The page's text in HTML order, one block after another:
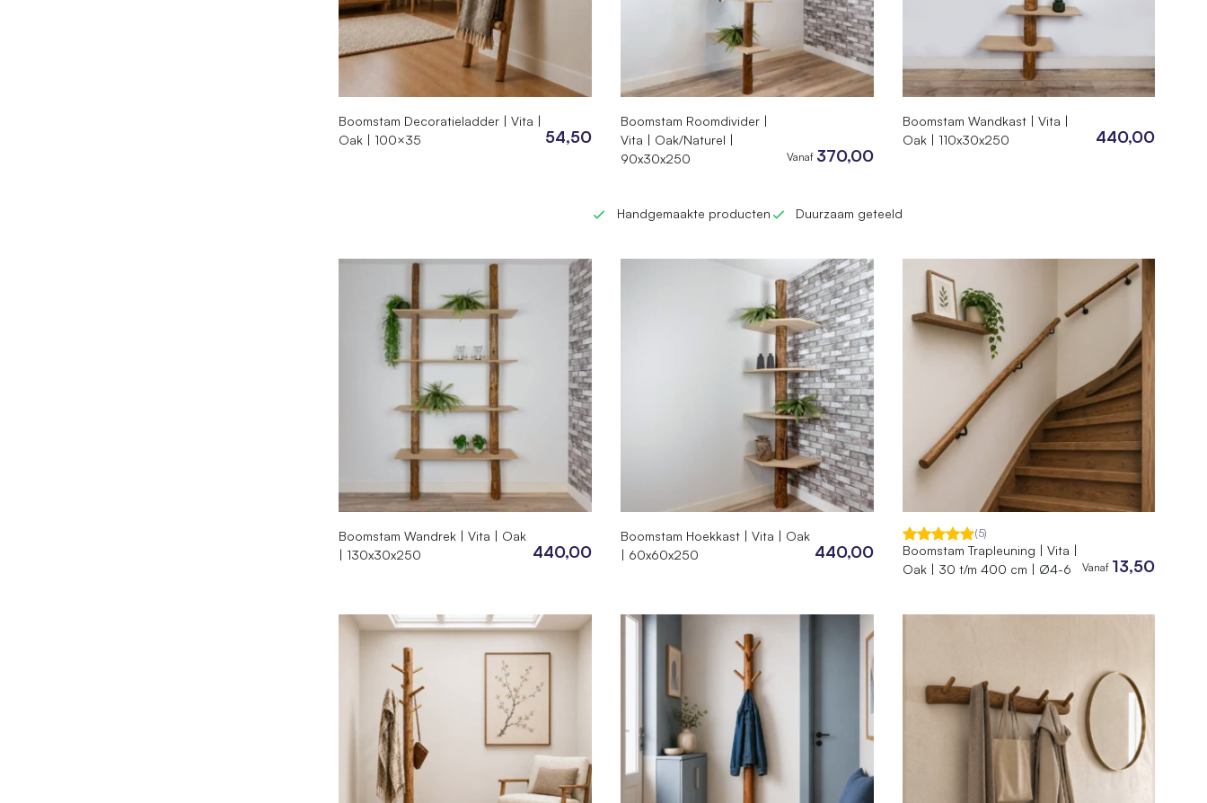
Boomstam Decoratieladder | Vita |
Oak | 100×35
54,50
Boomstam Roomdivider |
Vita | Oak/Naturel |
90x30x250
Vanaf 370,00
Boomstam Wandkast | Vita |
Oak | 110x30x250
440,00
Handgemaakte producten Duurzaam geteeld
Boomstam Wandrek | Vita | Oak
| 130x30x250
440,00
Boomstam Hoekkast | Vita | Oak
| 60x60x250
440,00
(5)
Boomstam Trapleuning | Vita |
Oak | 30 t/m 400 cm | Ø4-6
Vanaf 13,50